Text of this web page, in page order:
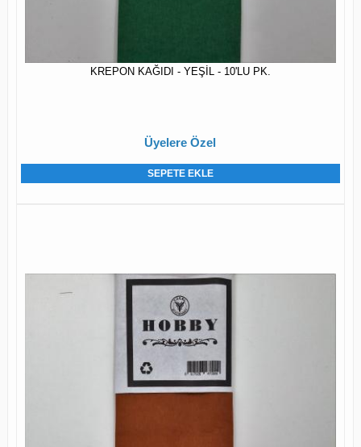
KREPON KAĞIDI - YEŞİL - 10'LU PK.
Üyelere Özel
SEPETE EKLE